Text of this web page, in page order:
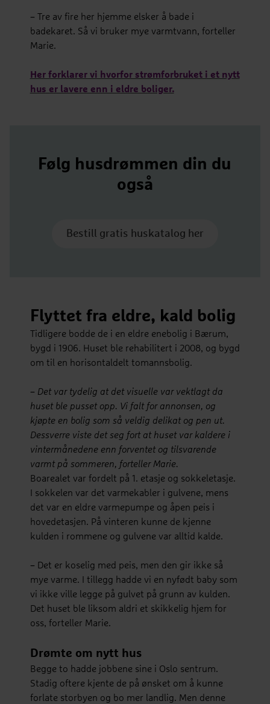
– Tre av fire her hjemme elsker å bade i
badekaret. Så vi bruker mye varmtvann, forteller
Marie.
Her forklarer vi hvorfor strømforbruket i et nytt
hus er lavere enn i eldre boliger.
Følg husdrømmen din du
også
Bestill gratis huskatalog her
Flyttet fra eldre, kald bolig
Tidligere bodde de i en eldre enebolig i Bærum,
bygd i 1906. Huset ble rehabilitert i 2008, og bygd
om til en horisontaldelt tomannsbolig.
– Det var tydelig at det visuelle var vektlagt da
huset ble pusset opp. Vi falt for annonsen, og
kjøpte en bolig som så veldig delikat og pen ut.
Dessverre viste det seg fort at huset var kaldere i
vintermånedene enn forventet og tilsvarende
varmt på sommeren, forteller Marie.
Boarealet var fordelt på 1. etasje og sokkeletasje.
I sokkelen var det varmekabler i gulvene, mens
det var en eldre varmepumpe og åpen peis i
hovedetasjen. På vinteren kunne de kjenne
kulden i rommene og gulvene var alltid kalde.
– Det er koselig med peis, men den gir ikke så
mye varme. I tillegg hadde vi en nyfødt baby som
vi ikke ville legge på gulvet på grunn av kulden.
Det huset ble liksom aldri et skikkelig hjem for
oss, forteller Marie.
Drømte om nytt hus
Begge to hadde jobbene sine i Oslo sentrum.
Stadig oftere kjente de på ønsket om å kunne
forlate storbyen og bo mer landlig. Men denne